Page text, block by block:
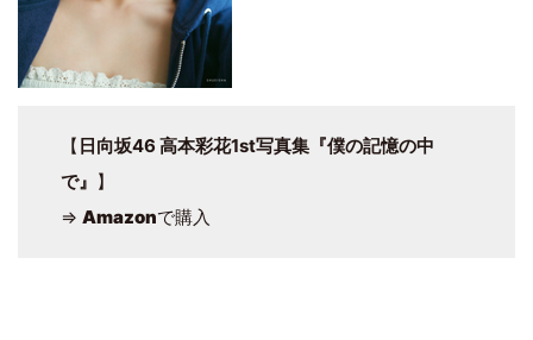
【 日向坂46 高本彩花1st写真集『僕の記憶の中
で』 】
⇒ Amazonで購入